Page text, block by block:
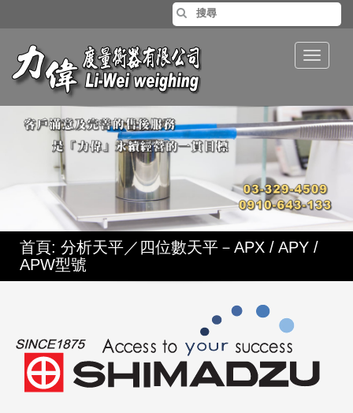
Toggle
首頁: 分析天平／四位數天平－APX / APY /
APW型號